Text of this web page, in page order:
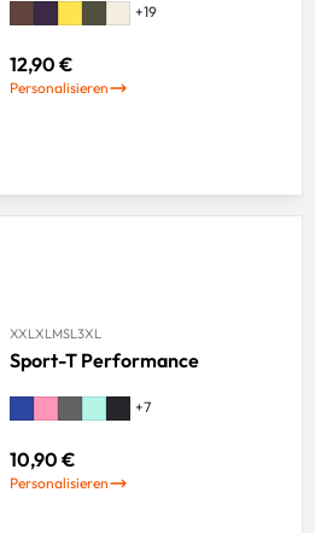
+19
12,90 €
Personalisieren
XXLXL MSL3XL
Sport-T Performance
+7
10,90 €
Personalisieren